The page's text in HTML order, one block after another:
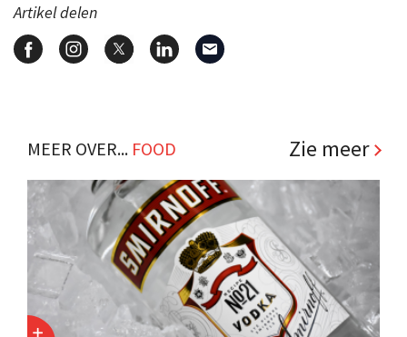
Artikel delen
MEER OVER... FOOD Zie meer